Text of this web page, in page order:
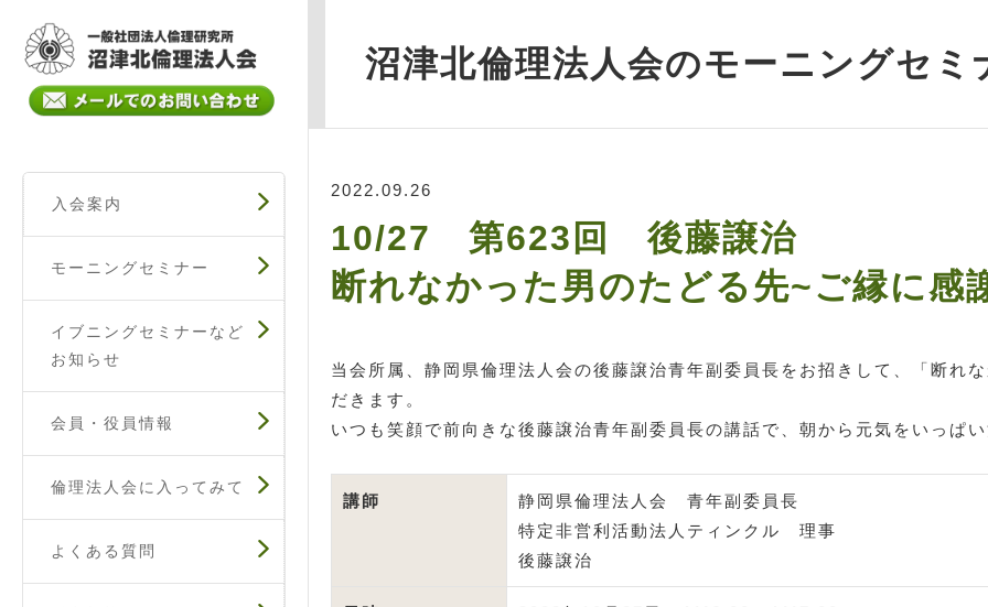
入会案内
モーニングセミナー
イブニングセミナーなど
お知らせ
会員・役員情報
倫理法人会に入ってみて
よくある質問
沼津北倫理法人会のモーニングセミ
2022.09.26
10/27 第623回 後藤譲治
断れなかった男のたどる先~ご縁に感
当会所属、静岡県倫理法人会の後藤譲治青年副委員長をお招きして、「断れ
だきます。
いつも笑顔で前向きな後藤譲治青年副委員長の講話で、朝から元気をいっぱ
講師
静岡県倫理法人会 青年副委員長
特定非営利活動法人ティンクル 理事
後藤譲治